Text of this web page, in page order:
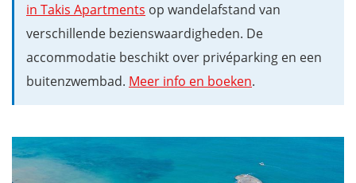
in Takis Apartments op wandelafstand van
verschillende bezienswaardigheden. De
accommodatie beschikt over privéparking en een
buitenzwembad. Meer info en boeken.